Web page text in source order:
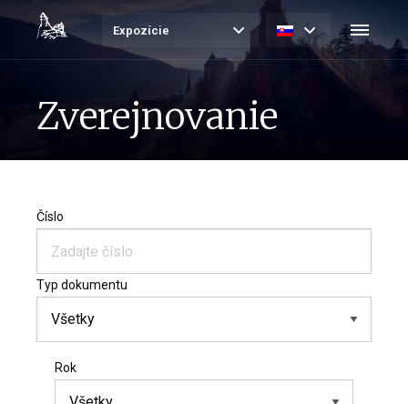
Expozície
Zverejnovanie
Číslo
Typ dokumentu
Rok